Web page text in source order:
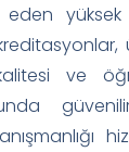
yüksek
ve